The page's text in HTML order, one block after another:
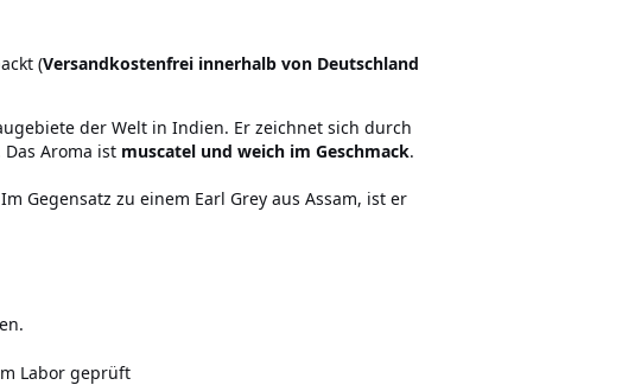
(Versandkostenfrei innerhalb von Deutschland
der Welt in Indien. Er zeichnet sich durch
Aroma ist muscatel und weich im Geschmack.
Gegensatz zu einem Earl Grey aus Assam, ist er
Labor geprüft